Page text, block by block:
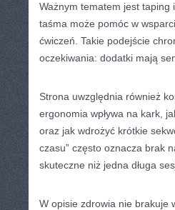
Ważnym tematem jest
taśma może pomóc w
ćwiczeń. Takie podejście
oczekiwania: dodatki mają
Strona uwzględnia również
ergonomia wpływa na kark,
oraz jak wdrożyć krótkie
czasu” często oznacza brak
skuteczne niż jedna długa
W opisie zdrowia nie brakuje